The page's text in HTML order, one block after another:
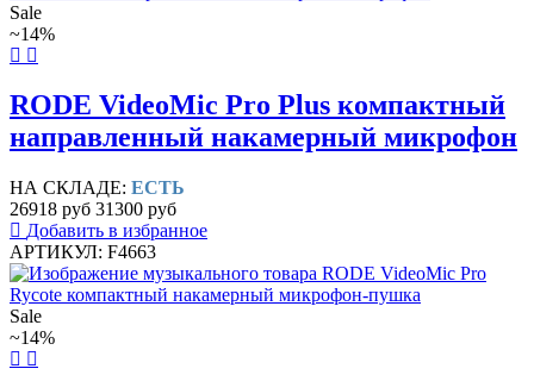
Sale
~14%
RODE VideoMic Pro Plus компактный
направленный накамерный микрофон
НА СКЛАДЕ: ЕСТЬ
26918 руб 31300 руб
Добавить в избранное
АРТИКУЛ: F4663
Sale
~14%